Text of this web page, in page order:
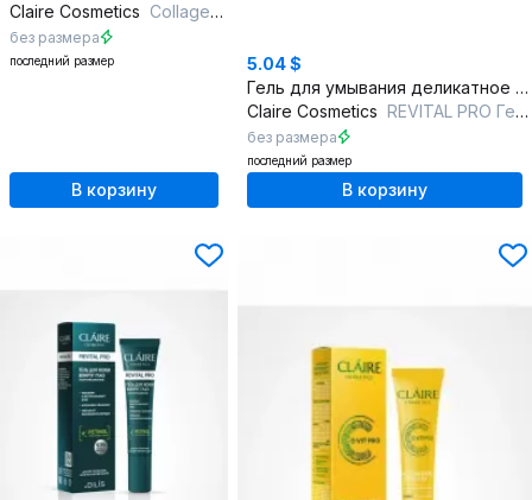
Claire Cosmetics Collagen Active Pro Гель-пенка Очищающая 195мл
без размера
последний размер
В корзину
5.04 $
Гель для умывания деликатное очищение и увлажнение
Claire Cosmetics REVITAL PRO Гель-пенка для умывания увлажняющая
без размера
последний размер
В корзину